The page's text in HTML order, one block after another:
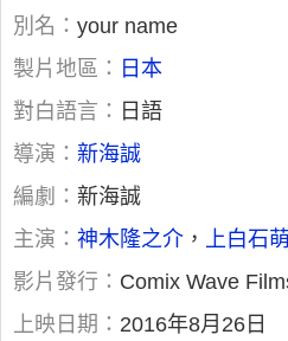
別名： your name
製片地區： 日本
對白語言： 日語
導演： 新海誠
編劇： 新海誠
主演： 神木隆之介 ， 上白石
影片發行： Comix Wave
上映日期： 2016年8月26日